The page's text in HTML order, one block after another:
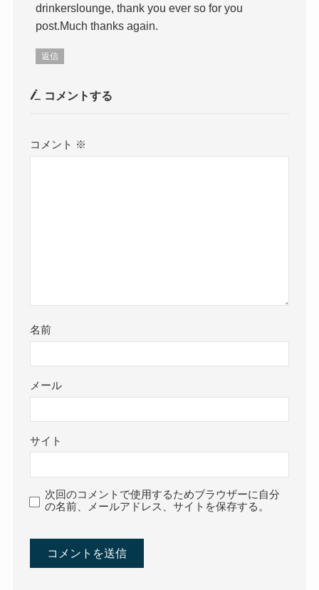
drinkerslounge, thank you ever so for you
post.Much thanks again.
返信
コメントする
コメント ※
名前
メール
サイト
次回のコメントで使用するためブラウザーに自分
の名前、メールアドレス、サイトを保存する。